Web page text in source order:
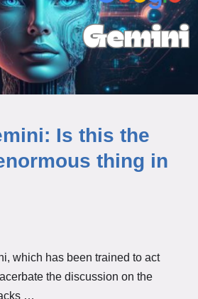
Is this the
thing in
which has been trained to act
the discussion on the
…